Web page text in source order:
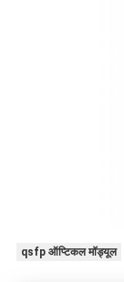
qsfp ऑप्टिकल मॉड्यूल